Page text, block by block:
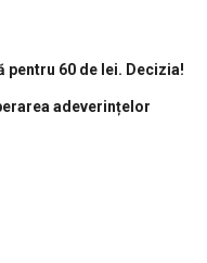
pentru 60 de lei. Decizia!
adeverințelor